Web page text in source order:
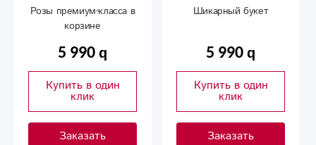
Розы премиум-класса в
корзине
5 990
Купить в один
клик
Заказать
Шикарный букет
5 990
Купить в один
клик
Заказать